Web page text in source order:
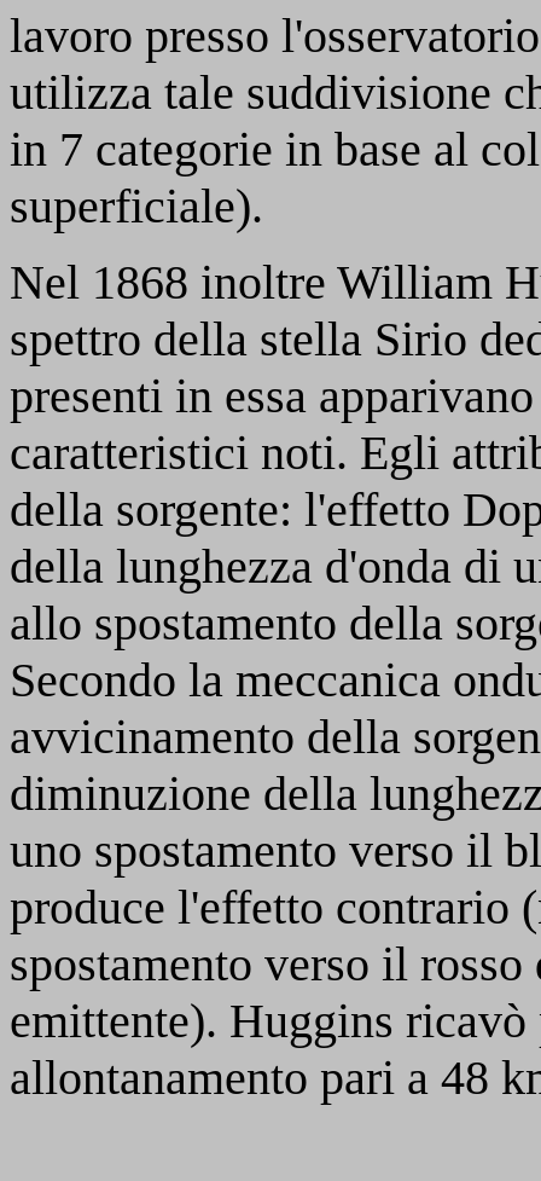
lavoro presso
utilizza tale suddivisione
in 7 categorie in base al
superficiale).
Nel 1868 inoltre William
spettro della stella Sirio
presenti in essa
caratteristici noti. Egli
della sorgente: l'effetto
della lunghezza d'onda di
allo spostamento della
Secondo la meccanica
avvicinamento della
diminuzione della
uno spostamento verso il
produce l'effetto contrario
spostamento verso il
emittente). Huggins
allontanamento pari a 48